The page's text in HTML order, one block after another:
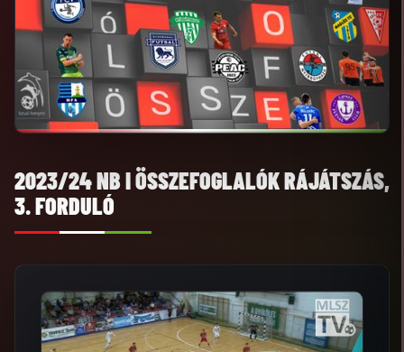
2023/24 NB I ÖSSZEFOGLALÓK RÁJÁTSZÁS,
3. FORDULÓ